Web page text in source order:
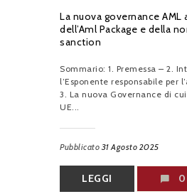
La nuova governance AML
dell’Aml Package e della
sanction
Sommario: 1. Premessa – 2.
l’Esponente responsabile per
3. La nuova Governance di
UE...
Pubblicato 31 Agosto 2025
LEGGI 0